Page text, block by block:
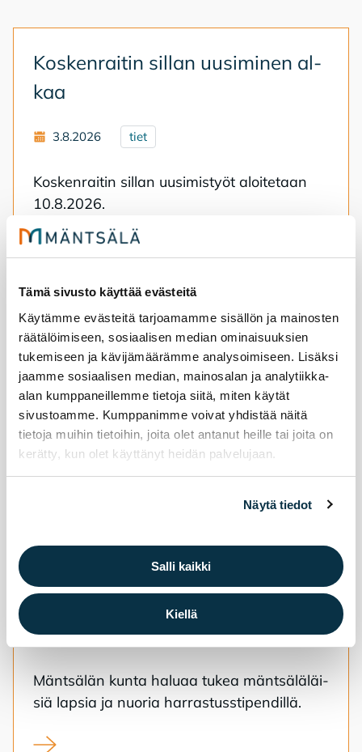
Tämä sivusto käyttää evästeitä
Käytämme evästeitä tarjoamamme sisällön ja mainosten
räätälöimiseen, sosiaalisen median ominaisuuksien
tukemiseen ja kävijämäärämme analysoimiseen. Lisäksi
jaamme sosiaalisen median, mainosalan ja analytiikka-
alan kumppaneillemme tietoja siitä, miten käytät
sivustoamme. Kumppanimme voivat yhdistää näitä
tietoja muihin tietoihin, joita olet antanut heille tai joita on
kerätty, kun olet käyttänyt heidän palvelujaan.
Näytä tiedot
Salli kaikki
Kiellä
Kos­ken­rai­tin sil­lan uusi­mi­nen al­
kaa
3.8.2026 tiet
Kos­ken­rai­tin sil­lan uusi­mis­työt aloi­te­taan
10.8.2026.
Koskenraitin sillan uusiminen alkaa
Syk­syn 2026 har­ras­tuss­ti­pen­
dien ha­kuai­ka on al­ka­nut
3.8.2026 harrastukset
Mänt­sä­län kun­ta ha­lu­aa tu­kea mänt­sä­lä­läi­
siä lap­sia ja nuo­ria har­ras­tuss­ti­pen­dil­lä.
Syksyn 2026 harrastusstipendien hakuaika on alkanut